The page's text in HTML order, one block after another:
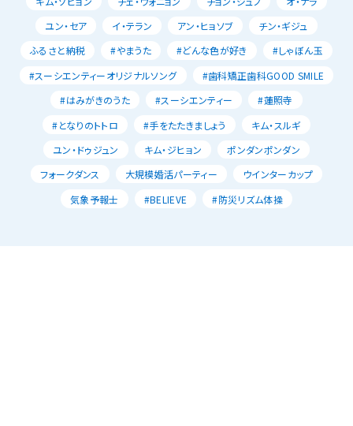
ユン・セア
イ・テラン アン・ヒョソブ
チン・ギジュ
ふるさと納税
#やまうた #どんな色が好き
#しゃぼん玉
#スーシエンティーオリジナルソング
#歯科矯正歯科GOOD SMILE
#はみがきのうた
#スーシエンティー
#蓮照寺
#となりのトトロ
#手をたたきましょう
キム・スルギ
ユン・ドゥジュン
キム・ジヒョン
ポンダンポンダン
フォークダンス
大規模婚活パーティー
ウインターカップ
気象予報士
#BELIEVE #防災リズム体操